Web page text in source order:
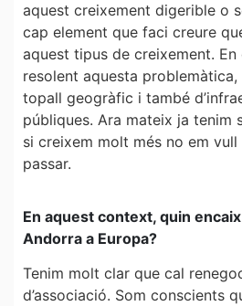
aquest creixement digerible o
cap element que faci creure
aquest tipus de creixement. En
resolent aquesta
topall geogràfic i també
públiques. Ara mateix ja tenim
si creixem molt més no em
passar.
En aquest context, quin
Andorra a Europa?
Tenim molt clar que cal
d’associació. Som conscients